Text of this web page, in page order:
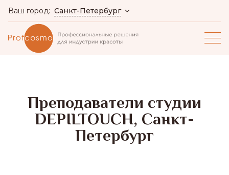
Ваш город: Санкт-Петербург
Преподаватели студии
DEPILTOUCH, Санкт-
Петербург